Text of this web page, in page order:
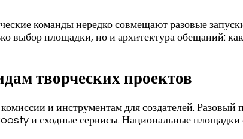
команды нередко совмещают разовые
выбор площадки, но и архитектура обещаний:
творческих проектов
и инструментам для создателей.
и сходные сервисы. Национальные площадки